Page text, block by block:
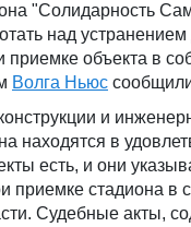
"Солидарность
над
объекта в
Волга Ньюс
и
находятся в
есть, и они
приемке стадиона в
Судебные акты,